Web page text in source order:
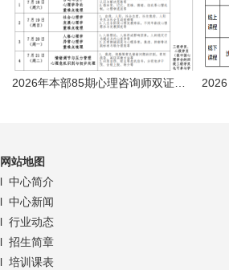
网站地图
l 中心简介
l 中心新闻
l 行业动态
l 招生简章
l 培训课表